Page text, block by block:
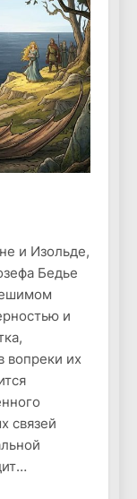
и Изольде,
Бедье
и
вопреки их
связей